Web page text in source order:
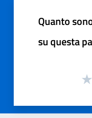
Quanto
su questa